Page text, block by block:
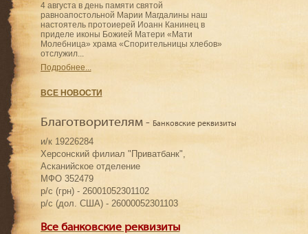
4 августа в день памяти святой
равноапостольной Марии Магдалины наш
настоятель протоиерей Иоанн Канинец в
приделе иконы Божией Матери «Мати
Молебница» храма «Спорительницы хлебов»
отслужил...
Подробнее...
ВСЕ НОВОСТИ
Благотворителям - Банковские реквизиты
и/к 19226284
Херсонский филиал "Приватбанк",
Асканийское отделение
МФО 352479
р/с (грн) - 26001052301102
р/с (дол. США) - 26000052301103
Все банковские реквизиты